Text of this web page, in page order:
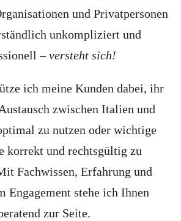
und Privatpersonen
unkompliziert und
–versteht sich!
ich meine Kunden dabei, ihr
zwischen Italien und
zu nutzen oder wichtige
korrekt und rechtsgültig zu
Fachwissen, Erfahrung und
Engagement stehe ich Ihnen
zur Seite.